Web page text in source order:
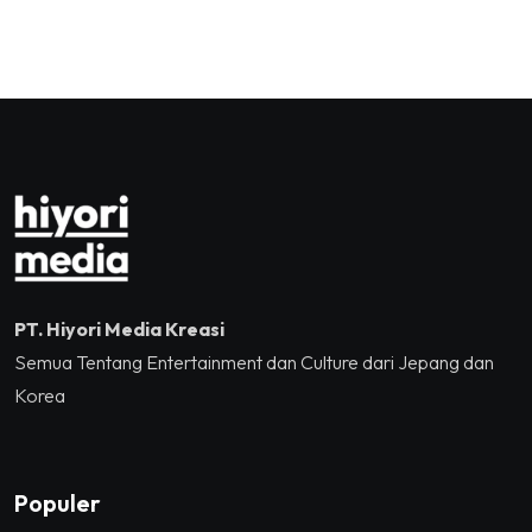
Jakarta, Mataloka Live,
PT. Hiyori Media Kreasi
Semua Tentang Entertainment dan Culture dari Jepang dan
Korea
Populer